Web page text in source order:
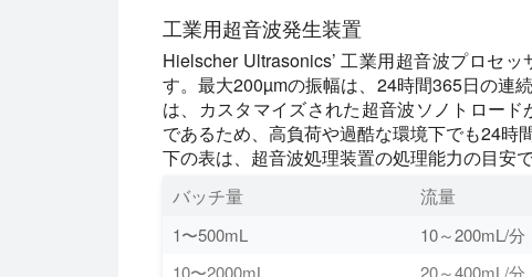
工業用超音波発生装置
Hielscher Ultrasonics’ 工業用超音波プロセ
す。最大200µmの振幅は、24時間365日の連
は、カスタマイズされた超音波ソノトロー
であるため、高負荷や過酷な環境下でも24時
下の表は、超音波処理装置の処理能力の目安で
バッチ量
流量
1〜500mL 10～200mL/分